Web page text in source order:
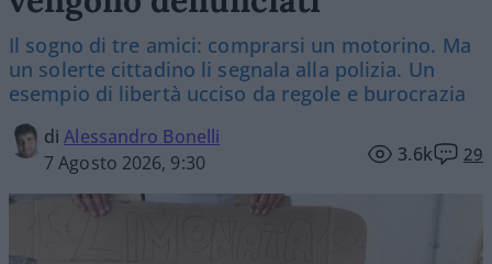
Il sogno di tre amici: comprarsi un motorino. Ma
un solerte cittadino li segnala alla polizia. Un
esempio di libertà ucciso da regole e burocrazia
diAlessandro Bonelli
7 Agosto 2026, 9:30
3.6k 29